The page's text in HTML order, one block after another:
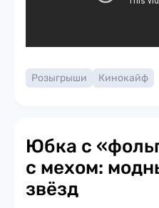
Розыгрыши Кинокайф
Юбка с
с мехом:
звёзд